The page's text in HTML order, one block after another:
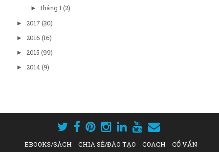
►tháng 1(2)
► 2017 (30)
► 2016 (16)
► 2015 (99)
► 2014(9)
EBOOKS/SÁCH CHIA SẺ/ĐÀO TẠO COACH
CỐ VẤN